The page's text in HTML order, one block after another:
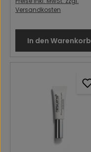
Versandkosten
In den Warenkorb